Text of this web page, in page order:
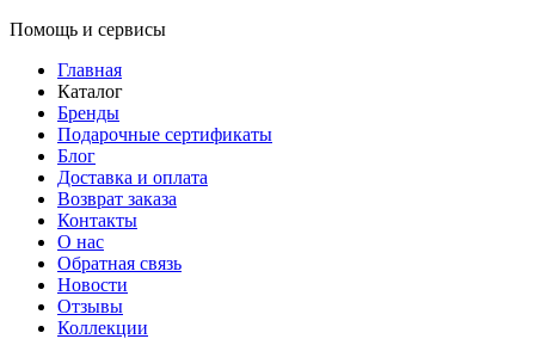
Помощь и сервисы
Главная
Каталог
Бренды
Подарочные сертификаты
Блог
Доставка и оплата
Возврат заказа
Контакты
О нас
Обратная связь
Новости
Отзывы
Коллекции